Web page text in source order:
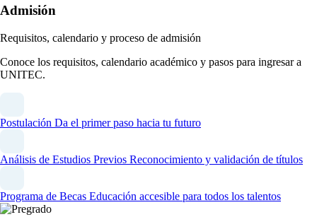
Admisión
Requisitos, calendario y proceso de admisión
Conoce los requisitos, calendario académico y pasos para ingresar a
UNITEC.
Postulación Da el primer paso hacia tu futuro
Análisis de Estudios Previos Reconocimiento y validación de títulos
Programa de Becas Educación accesible para todos los talentos